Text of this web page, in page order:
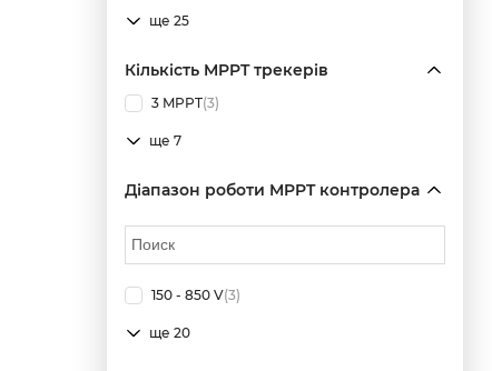
ще 25
Кількість MPPT трекерів
3 MPPT(3)
ще 7
Діапазон роботи MPPT контролера
150 - 850 V(3)
ще 20